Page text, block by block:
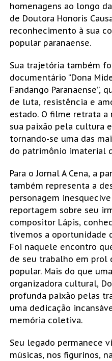
homenagens ao longo
de Doutora Honoris
reconhecimento à sua
popular paranaense.
Sua trajetória também
documentário “Dona
Fandango Paranaense”,
de luta, resistência e
estado. O filme retrata
sua paixão pela cultura
tornando-se uma das
do patrimônio imaterial
Para o Jornal A Cena, a
também representa a
personagem
reportagem sobre seu
compositor Lápis,
tivemos a oportunidade
Foi naquele encontro
de seu trabalho em prol
popular. Mais do que
organizadora cultural,
profunda paixão pelas
uma dedicação
memória coletiva.
Seu legado permanece
músicas, nos figurinos,